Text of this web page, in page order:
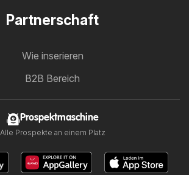
Partnerschaft
Wie inserieren
B2B Bereich
Prospektmaschine
Alle Prospekte an einem Platz